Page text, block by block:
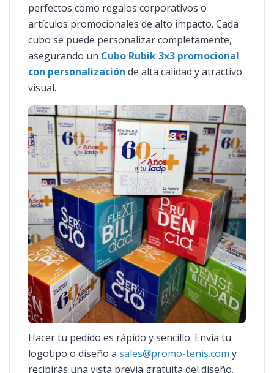
perfectos como regalos corporativos o
artículos promocionales de alto impacto. Cada
cubo se puede personalizar completamente,
asegurando un Cubo Rubik 3x3 promocional
con personalización de alta calidad y atractivo
visual.
Hacer tu pedido es rápido y sencillo. Envía tu
logotipo o diseño a sales@promo-tenis.com y
recibirás una vista previa gratuita del diseño.